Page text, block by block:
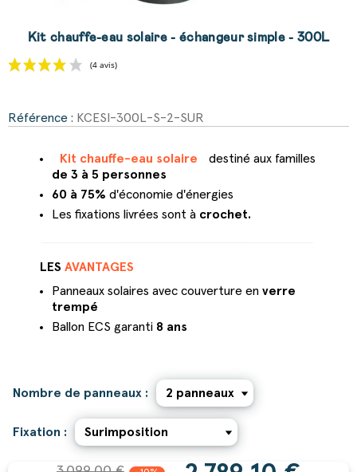
Kit chauffe-eau solaire - échangeur simple - 300L
Référence : KCESI-300L-S-2-SUR
Kit chauffe-eau solaire
destiné aux familles
de 3 à 5 personnes
60 à 75% d'économie d'énergies
Les fixations livrées sont à crochet.
LES AVANTAGES
Panneaux solaires avec couverture en verre
trempé
Ballon ECS garanti 8 ans
Nombre de panneaux :
Fixation :